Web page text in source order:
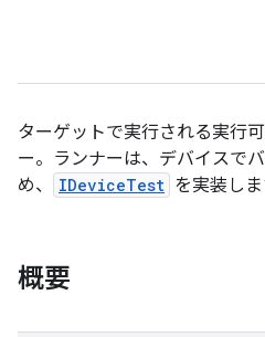
ターゲットで実行される実行
ー。ランナーは、デバイスで
め、
IDeviceTest を実装しま
概要